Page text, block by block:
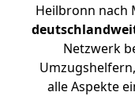
Heilbronn nach
Netzwerk
alle Aspekte